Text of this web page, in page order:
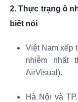
2. Thực trạng ô
biết nói
Việt Nam xếp
nhiễm nhất
AirVisual).
Hà Nội và